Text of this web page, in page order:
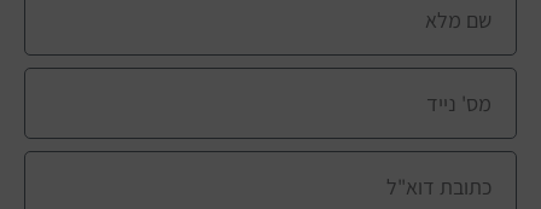
מחזות זמר
מחול ובלט
קונצרטים